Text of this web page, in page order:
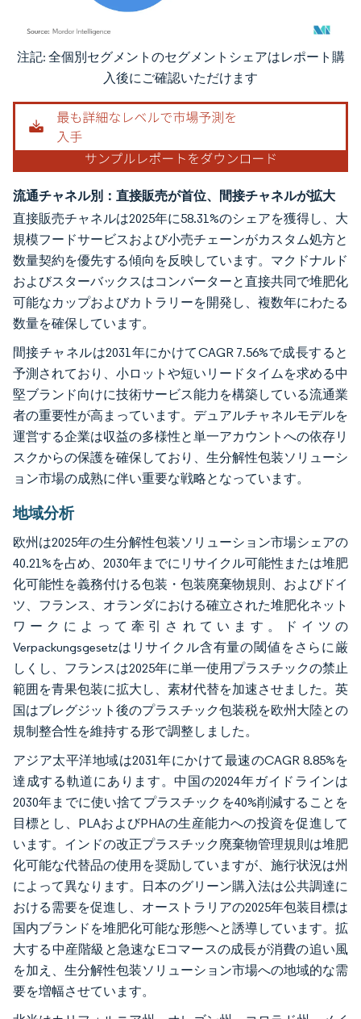
画像 © Mordor Intelligence。再利用にはCC BY 4.0の表示が必要です。
注記: 全個別セグメントのセグメントシェアはレポート購
入後にご確認いただけます
流通チャネル別：直接販売が首位、間接チャネルが拡大
直接販売チャネルは2025年に58.31%のシェアを獲得し、大
規模フードサービスおよび小売チェーンがカスタム処方と
数量契約を優先する傾向を反映しています。マクドナルド
およびスターバックスはコンバーターと直接共同で堆肥化
可能なカップおよびカトラリーを開発し、複数年にわたる
数量を確保しています。
間接チャネルは2031年にかけてCAGR 7.56%で成長すると
予測されており、小ロットや短いリードタイムを求める中
堅ブランド向けに技術サービス能力を構築している流通業
者の重要性が高まっています。デュアルチャネルモデルを
運営する企業は収益の多様性と単一アカウントへの依存リ
スクからの保護を確保しており、生分解性包装ソリューシ
ョン市場の成熟に伴い重要な戦略となっています。
地域分析
欧州は2025年の生分解性包装ソリューション市場シェアの
40.21%を占め、2030年までにリサイクル可能性または堆肥
化可能性を義務付ける包装・包装廃棄物規則、およびドイ
ツ、フランス、オランダにおける確立された堆肥化ネット
ワークによって牽引されています。ドイツの
Verpackungsgesetzはリサイクル含有量の閾値をさらに厳
しくし、フランスは2025年に単一使用プラスチックの禁止
範囲を青果包装に拡大し、素材代替を加速させました。英
国はブレグジット後のプラスチック包装税を欧州大陸との
規制整合性を維持する形で調整しました。
アジア太平洋地域は2031年にかけて最速のCAGR 8.85%を
達成する軌道にあります。中国の2024年ガイドラインは
2030年までに使い捨てプラスチックを40%削減することを
目標とし、PLAおよびPHAの生産能力への投資を促進して
います。インドの改正プラスチック廃棄物管理規則は堆肥
化可能な代替品の使用を奨励していますが、施行状況は州
によって異なります。日本のグリーン購入法は公共調達に
おける需要を促進し、オーストラリアの2025年包装目標は
国内ブランドを堆肥化可能な形態へと誘導しています。拡
大する中産階級と急速なEコマースの成長が消費の追い風
を加え、生分解性包装ソリューション市場への地域的な需
要を増幅させています。